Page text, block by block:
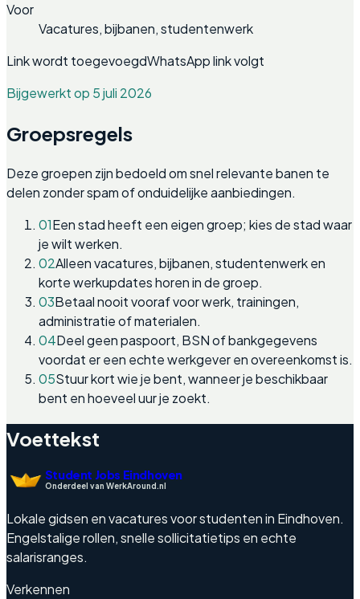
Voor
Vacatures, bijbanen, studentenwerk
Link wordt toegevoegdWhatsApp link volgt
Bijgewerkt op 5 juli 2026
Groepsregels
Deze groepen zijn bedoeld om snel relevante banen te
delen zonder spam of onduidelijke aanbiedingen.
01Een stad heeft een eigen groep; kies de stad waar
je wilt werken.
02Alleen vacatures, bijbanen, studentenwerk en
korte werkupdates horen in de groep.
03Betaal nooit vooraf voor werk, trainingen,
administratie of materialen.
04Deel geen paspoort, BSN of bankgegevens
voordat er een echte werkgever en overeenkomst is.
05Stuur kort wie je bent, wanneer je beschikbaar
bent en hoeveel uur je zoekt.
Voettekst
Student Jobs Eindhoven
Onderdeel van WerkAround.nl
Lokale gidsen en vacatures voor studenten in Eindhoven.
Engelstalige rollen, snelle sollicitatietips en echte
salarisranges.
Verkennen